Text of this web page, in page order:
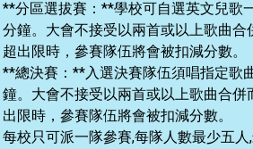
**分區選拔賽：**學校可自選英文兒歌
分鐘。大會不接受以兩首或以上歌曲
超出限時，參賽隊伍將會被扣減分數。
**總決賽：**入選決賽隊伍須唱指定歌
鐘。大會不接受以兩首或以上歌曲合
出限時，參賽隊伍將會被扣減分數。
每校只可派一隊參賽,每隊人數最少五